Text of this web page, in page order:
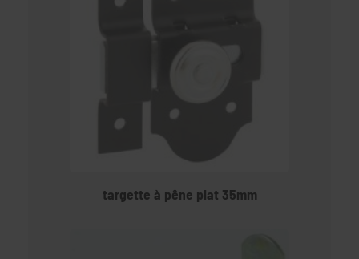
targette à pêne plat 35mm